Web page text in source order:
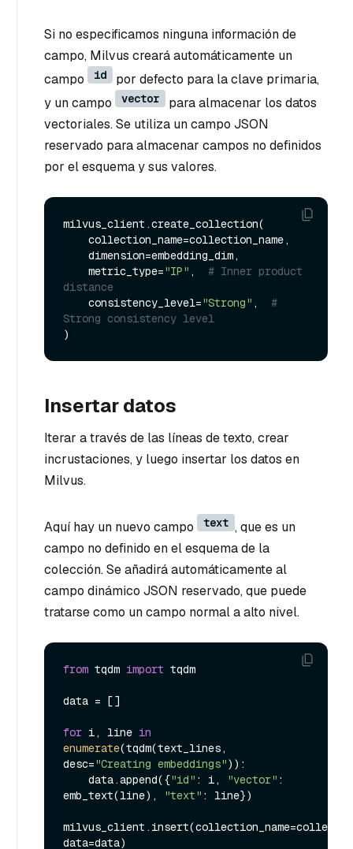
Si no especificamos ninguna información de
campo, Milvus creará automáticamente un
campo
id
por defecto para la clave primaria,
y un campo
vector
para almacenar los datos
vectoriales. Se utiliza un campo JSON
reservado para almacenar campos no definidos
por el esquema y sus valores.
milvus_client.create_collection(
    metric_type=
"IP" , # Inner product
distance
    consistency_level=
"Strong" , #
Strong consistency level
Insertar datos
Iterar a través de las líneas de texto, crear
incrustaciones, y luego insertar los datos en
Milvus.
Aquí hay un nuevo campo text , que es un
campo no definido en el esquema de la
colección. Se añadirá automáticamente al
campo dinámico JSON reservado, que puede
tratarse como un campo normal a alto nivel.
from tqdm import tqdm
data = []
for i, line in
enumerate(tqdm(text_lines,
desc="Creating embeddings")):
    data.append({
"id" : i, "vector" :
emb_text(line),
"text" : line})